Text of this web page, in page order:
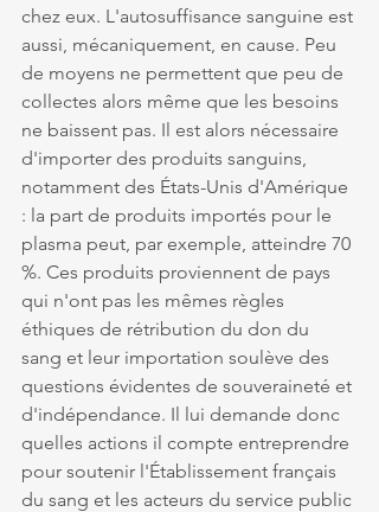
chez eux. L'autosuffisance sanguine est
aussi, mécaniquement, en cause. Peu
de moyens ne permettent que peu de
collectes alors même que les besoins
ne baissent pas. Il est alors nécessaire
d'importer des produits sanguins,
notamment des États-Unis d'Amérique
: la part de produits importés pour le
plasma peut, par exemple, atteindre 70
%. Ces produits proviennent de pays
qui n'ont pas les mêmes règles
éthiques de rétribution du don du
sang et leur importation soulève des
questions évidentes de souveraineté et
d'indépendance. Il lui demande donc
quelles actions il compte entreprendre
pour soutenir l'Établissement français
du sang et les acteurs du service public